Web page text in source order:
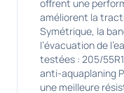
offrent une
améliorent la
Symétrique, la
l’évacuation de
testées : 205/
anti-aquaplaning
une meilleure